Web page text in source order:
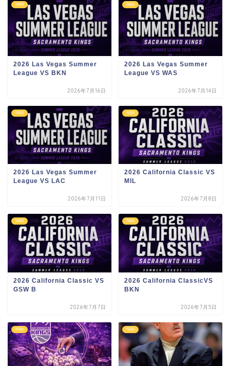
NBA
2026 Las Vegas Summer
League VS BKN
2026年7月16日
NBA
2026 Las Vegas Summer
League VS WAS
2026年7月14日
NBA
2026 Las Vegas Summer
League VS LAC
2026年7月11日
NBA
2026 California Classic VS
MIL
2026年7月8日
NBA
2026 California Classic VS
GSW B
2026年7月7日
NBA
2026 California ClassicVS
BKN
2026年7月5日
NBA NBA